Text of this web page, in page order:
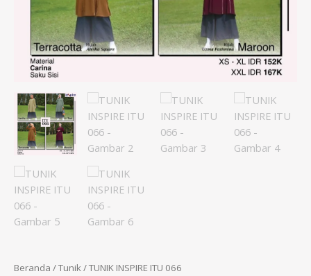
Beranda /Tunik/ TUNIK INSPIRE ITU 066